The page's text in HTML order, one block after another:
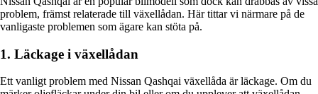
problem, främst relaterade till växellådan. Här tittar vi närmare på de
vanligaste problemen som ägare kan stöta på.
1. Läckage i växellådan
Ett vanligt problem med Nissan Qashqai växellåda är läckage. Om du